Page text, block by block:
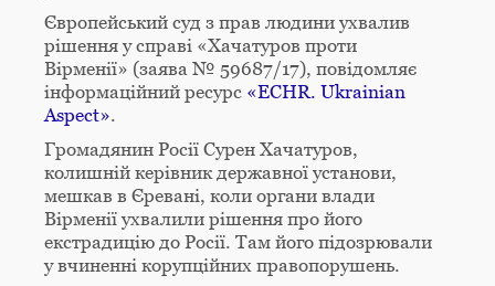
Європейський суд з прав людини ухвалив
рішення у справі «Хачатуров проти
Вірменії» (заява № 59687/17), повідомляє
інформаційний ресурс «ECHR. Ukrainian
Aspect».
Громадянин Росії Сурен Хачатуров,
колишній керівник державної установи,
мешкав в Єревані, коли органи влади
Вірменії ухвалили рішення про його
екстрадицію до Росії. Там його підозрювали
у вчиненні корупційних правопорушень.